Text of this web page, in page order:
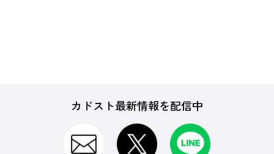
カドスト最新情報を配信中